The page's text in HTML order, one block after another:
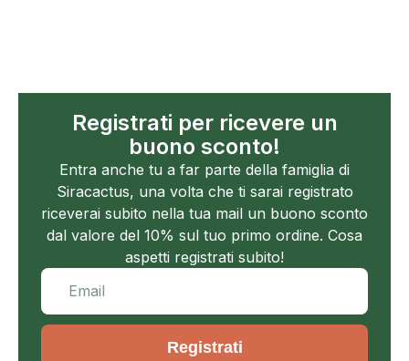
Registrati per ricevere un
buono sconto!
Entra anche tu a far parte della famiglia di
Siracactus, una volta che ti sarai registrato
riceverai subito nella tua mail un buono sconto
dal valore del 10% sul tuo primo ordine. Cosa
aspetti registrati subito!
Registrati